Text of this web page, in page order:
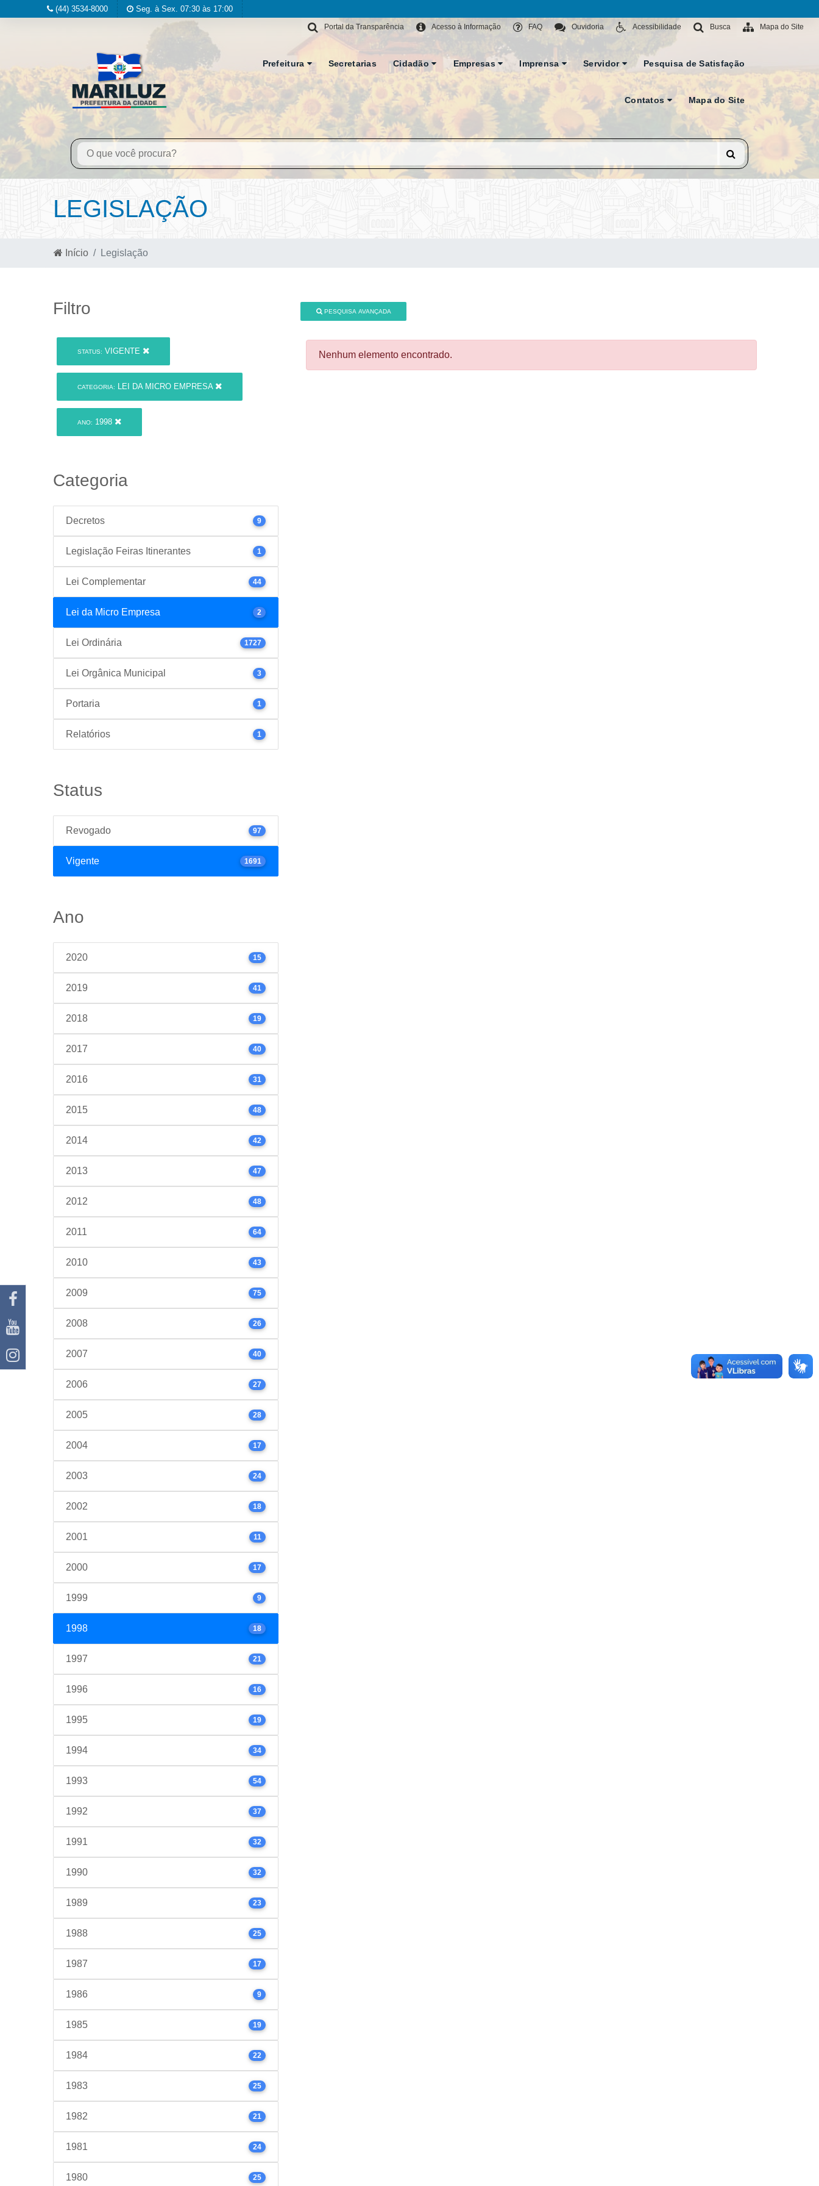
(44) 3534-8000 Seg. à Sex. 07:30 às 17:00
Mapa do Site
Busca
Acessibilidade
Ouvidoria
FAQ
Acesso à Informação
Portal da Transparência
Prefeitura Secretarias Cidadão Empresas Imprensa Servidor Pesquisa de Satisfação
Contatos Mapa do Site
LEGISLAÇÃO
Início Legislação
Filtro
STATUS: VIGENTE
CATEGORIA: LEI DA MICRO EMPRESA
ANO: 1998
Categoria
Decretos 9
Legislação Feiras Itinerantes 1
Lei Complementar 44
Lei da Micro Empresa 2
Lei Ordinária 1727
Lei Orgânica Municipal 3
Portaria 1
Relatórios 1
Status
Revogado 97
Vigente 1691
Ano
2020 15
2019 41
2018 19
2017 40
2016 31
2015 48
2014 42
2013 47
2012 48
2011 64
2010 43
2009 75
2008 26
2007 40
2006 27
2005 28
2004 17
2003 24
2002 18
2001 11
2000 17
1999 9
1998 18
1997 21
1996 16
1995 19
1994 34
1993 54
1992 37
1991 32
1990 32
1989 23
1988 25
1987 17
1986 9
1985 19
1984 22
1983 25
1982 21
1981 24
1980 25
PESQUISA AVANÇADA
Nenhum elemento encontrado.